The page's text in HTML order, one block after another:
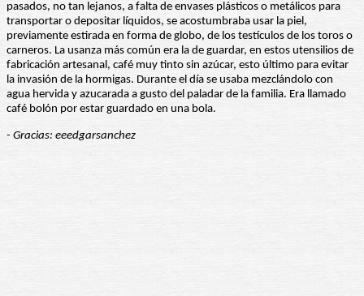
pasados, no tan lejanos, a falta de envases plásticos o metálicos para
transportar o depositar líquidos, se acostumbraba usar la piel,
previamente estirada en forma de globo, de los testículos de los toros o
carneros. La usanza más común era la de guardar, en estos utensilios de
fabricación artesanal, café muy tinto sin azúcar, esto último para evitar
la invasión de la hormigas. Durante el día se usaba mezclándolo con
agua hervida y azucarada a gusto del paladar de la familia. Era llamado
café bolón por estar guardado en una bola.
- Gracias: eeedgarsanchez